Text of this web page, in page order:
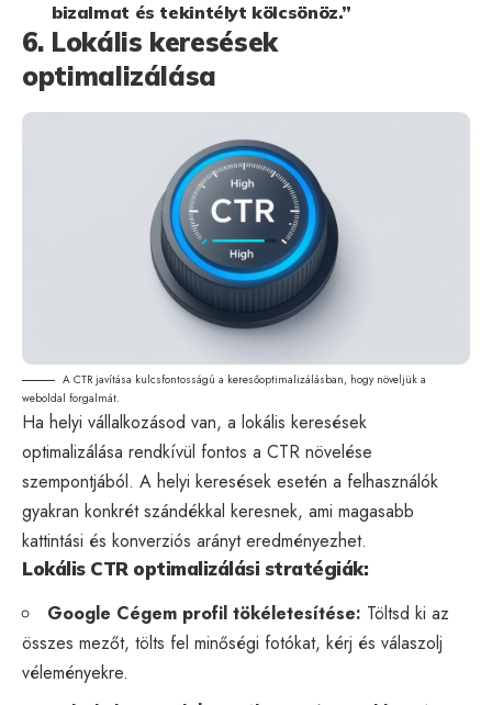
bizalmat és tekintélyt kölcsönöz.”
6. Lokális keresések
optimalizálása
A CTR javítása kulcsfontosságú a keresőoptimalizálásban, hogy növeljük a
weboldal forgalmát.
Ha helyi vállalkozásod van, a lokális keresések
optimalizálása rendkívül fontos a CTR növelése
szempontjából. A helyi keresések esetén a felhasználók
gyakran konkrét szándékkal keresnek, ami magasabb
kattintási és konverziós arányt eredményezhet.
Lokális CTR optimalizálási stratégiák:
Google Cégem profil tökéletesítése: Töltsd ki az
összes mezőt, tölts fel minőségi fotókat, kérj és válaszolj
véleményekre.